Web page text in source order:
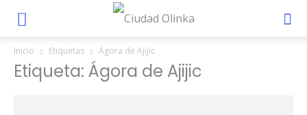
Inicio Etiquetas Ágora de Ajijic
Etiqueta: Ágora de Ajijic